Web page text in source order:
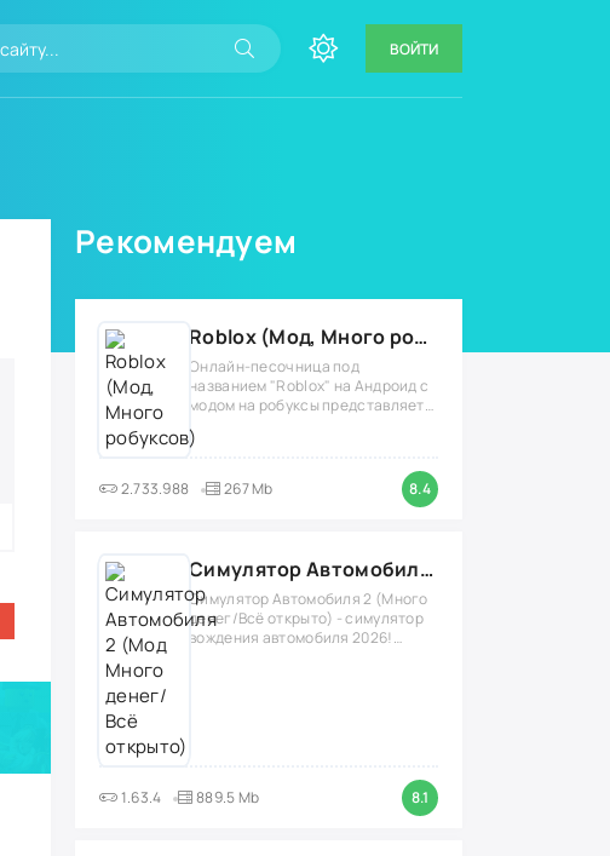
ВОЙТИ
Рекомендуем
Roblox (Мод, Много робуксов)
Онлайн-песочница под
названием "Roblox" на Андроид с
модом на робуксы представляет
собой
2.733.988 267 Mb 8.4
Симулятор Автомобиля 2 (Мод Много денег/Всё открыто)
Симулятор Автомобиля 2 (Много
денег/Всё открыто) - симулятор
вождения автомобиля 2026!
1.63.4 889.5 Mb 8.1